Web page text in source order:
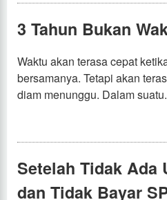
3 Tahun Bukan
Waktu akan terasa cepat
bersamanya. Tetapi akan
diam menunggu. Dalam
Setelah Tidak Ada
dan Tidak Bayar